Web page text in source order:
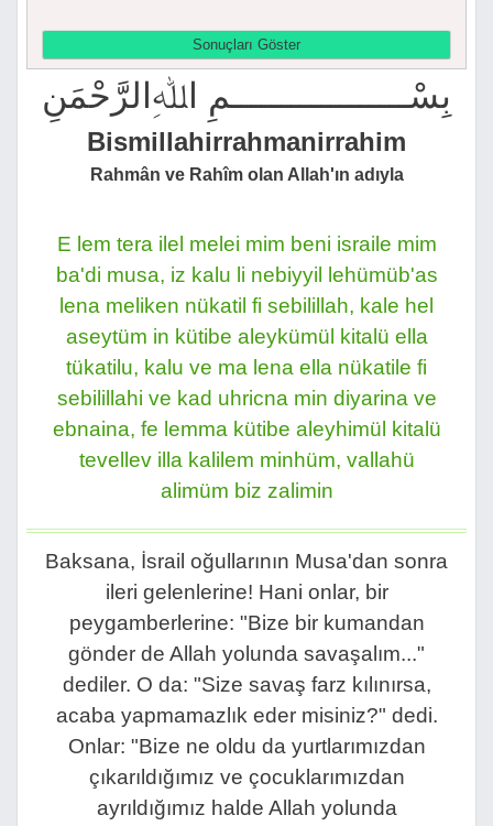
بِسْــــــــــــــــــمِ اﷲِالرَّحْمَنِ
Bismillahirrahmanirrahim
Rahmân ve Rahîm olan Allah'ın adıyla
E lem tera ilel melei mim beni israile mim
ba'di musa, iz kalu li nebiyyil lehümüb'as
lena meliken nükatil fi sebilillah, kale hel
aseytüm in kütibe aleykümül kitalü ella
tükatilu, kalu ve ma lena ella nükatile fi
sebilillahi ve kad uhricna min diyarina ve
ebnaina, fe lemma kütibe aleyhimül kitalü
tevellev illa kalilem minhüm, vallahü
alimüm biz zalimin
Baksana, İsrail oğullarının Musa'dan sonra
ileri gelenlerine! Hani onlar, bir
peygamberlerine: "Bize bir kumandan
gönder de Allah yolunda savaşalım..."
dediler. O da: "Size savaş farz kılınırsa,
acaba yapmamazlık eder misiniz?" dedi.
Onlar: "Bize ne oldu da yurtlarımızdan
çıkarıldığımız ve çocuklarımızdan
ayrıldığımız halde Allah yolunda